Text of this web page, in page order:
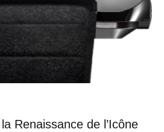
Renaissance de l’Icône